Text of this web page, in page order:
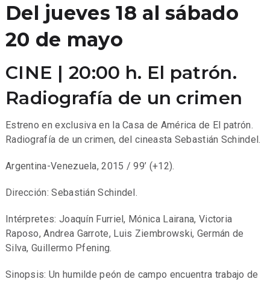
Del jueves 18 al sábado
20 de mayo
CINE | 20:00 h. El patrón.
Radiografía de un crimen
Estreno en exclusiva en la Casa de América de El patrón.
Radiografía de un crimen, del cineasta Sebastián Schindel.
Argentina-Venezuela, 2015 / 99’ (+12).
Dirección: Sebastián Schindel.
Intérpretes: Joaquín Furriel, Mónica Lairana, Victoria
Raposo, Andrea Garrote, Luis Ziembrowski, Germán de
Silva, Guillermo Pfening.
Sinopsis: Un humilde peón de campo encuentra trabajo de